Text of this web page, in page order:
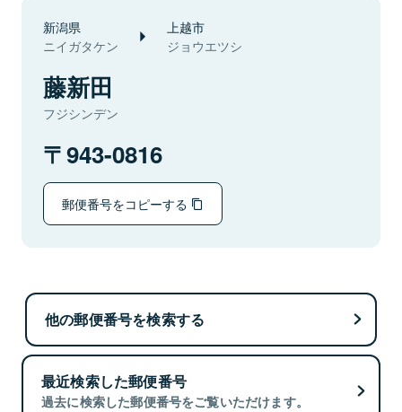
新潟県
ニイガタケン
上越市
ジョウエツシ
藤新田
フジシンデン
943-0816
郵便番号をコピーする
他の郵便番号を検索する
最近検索した郵便番号
過去に検索した郵便番号をご覧いただけます。